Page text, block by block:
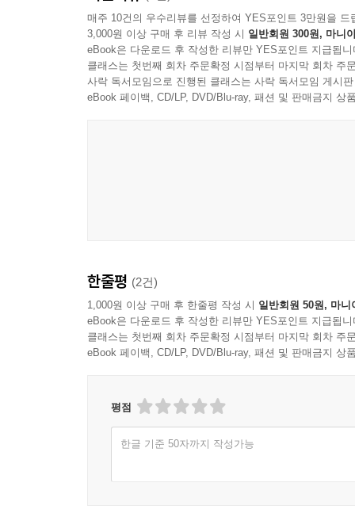
과 센 강에 즐비한 서점들이 보인다. 파리의 낭만
하고 나른한 한때를 보낼 수 있었다.
--- 「책의 향기가 그리울 때, 셰익스피어 앤 컴퍼니」 중에
여행의 일상에서 만나는 멋진 공간과
낭만으로 기억되는 소중한 순간들
여행자에게 파리는 일상에서 마주할 때 더 아름
몰랐던 자신의 취향을 발견하고 기분 좋은 만남을
매주 10건의 우수리뷰를 선정하여 YES포인트 3만원을 드
3,000원 이상 구매 후 리뷰 작성 시 일반회원 300원, 마니
eBook은 다운로드 후 작성한 리뷰만 YES포인트 지급됩니
클래스는 첫번째 회차 주문확정 시점부터 마지막 회차 주
사락 독서모임으로 진행된 클래스는 사락 독서모임 게시
eBook 페이백, CD/LP, DVD/Blu-ray, 패션 및 판매금지 상
한줄평 (2건)
1,000원 이상 구매 후 한줄평 작성 시 일반회원 50원, 마니
eBook은 다운로드 후 작성한 리뷰만 YES포인트 지급됩니
클래스는 첫번째 회차 주문확정 시점부터 마지막 회차 주
eBook 페이백, CD/LP, DVD/Blu-ray, 패션 및 판매금지 상
평점
한글 기준 50자까지 작성가능